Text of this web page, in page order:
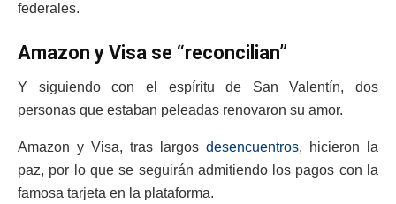
federales.
Amazon y Visa se “reconcilian”
Y siguiendo con el espíritu de San Valentín, dos
personas que estaban peleadas renovaron su amor.
Amazon y Visa, tras largos desencuentros, hicieron la
paz, por lo que se seguirán admitiendo los pagos con la
famosa tarjeta en la plataforma.